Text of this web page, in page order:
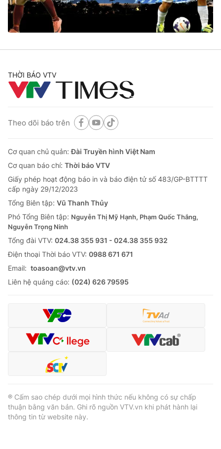
Cơ quan chủ quản:Đài Truyền hình Việt Nam
Cơ quan báo chí:
Giấy phép hoạt động báo in và báo điện tử số 483/GP-BTTTT
Phó Tổng Biên tập:
Nguyễn Trọng Ninh
Tổng đài VTV:
024.38 355 931 - 024.38 355 932
Email:toasoan@vtv.vn
® Cấm sao chép dưới mọi hình thức nếu không có sự chấp
thuận bằng văn bản. Ghi rõ nguồn VTV.vn khi phát hành lại
THỜI BÁO VTV
Theo dõi báo trên
Cơ quan chủ quản:Đài Truyền hình Việt Nam
Cơ quan báo chí: Thời báo VTV
Giấy phép hoạt động báo in và báo điện tử số 483/GP-BTTTT
cấp ngày 29/12/2023
Tổng Biên tập: Vũ Thanh Thủy
Phó Tổng Biên tập: Nguyễn Thị Mỹ Hạnh, Phạm Quốc Thắng,
Nguyễn Trọng Ninh
Tổng đài VTV: 024.38 355 931 - 024.38 355 932
Ðiện thoại Thời báo VTV: 0988 671 671
Email: toasoan@vtv.vn
Liên hệ quảng cáo: (024) 626 79595
® Cấm sao chép dưới mọi hình thức nếu không có sự chấp
thuận bằng văn bản. Ghi rõ nguồn VTV.vn khi phát hành lại
thông tin từ website này.